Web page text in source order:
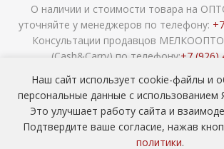
О наличии и стоимости товара на
уточняйте у менеджеров по телефону:
Консультации продавцов
(Cash&Carry) по телефону:+7 (926)
сада ОПТОМ
Наш сайт использует cookie-файлы и
персональные данные с использованием
Это улучшает работу сайта и
Подтвердите ваше согласие, нажав
политики.